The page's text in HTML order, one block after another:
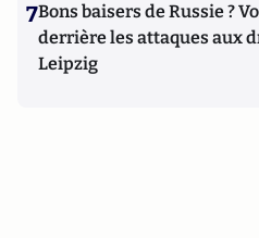
7Bons baisers de Russie ?
derrière les attaques aux
Leipzig